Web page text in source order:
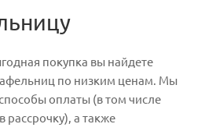
покупка вы найдете
по низким ценам. Мы
оплаты (в том числе
рассрочку), а также